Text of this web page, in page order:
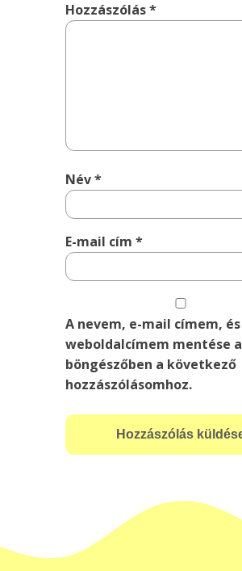
Hozzászólás*
Név*
E-mail cím*
A nevem, e-mail címem, és
weboldalcímem mentése a
böngészőben a következő
hozzászólásomhoz.